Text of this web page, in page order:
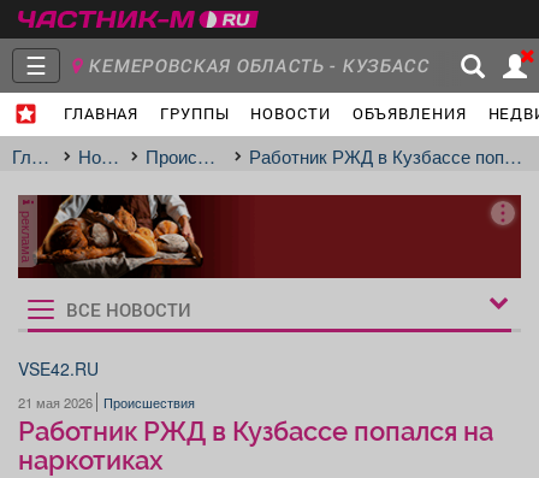
☰ КЕМЕРОВСКАЯ ОБЛАСТЬ - КУЗБАСС
ГЛАВНАЯ ГРУППЫ НОВОСТИ ОБЪЯВЛЕНИЯ
Главная
Группы Новости
Объявления Недвижимость Услуги
Работа Транспорт
Главная Новости Происшествия Работник РЖД в Кузбассе попался на наркотиках
реклама
Рукбрики
новостей
ВСЕ НОВОСТИ
VSE42.RU
21 мая 2026 Происшествия
Работник РЖД в Кузбассе попался на
наркотиках